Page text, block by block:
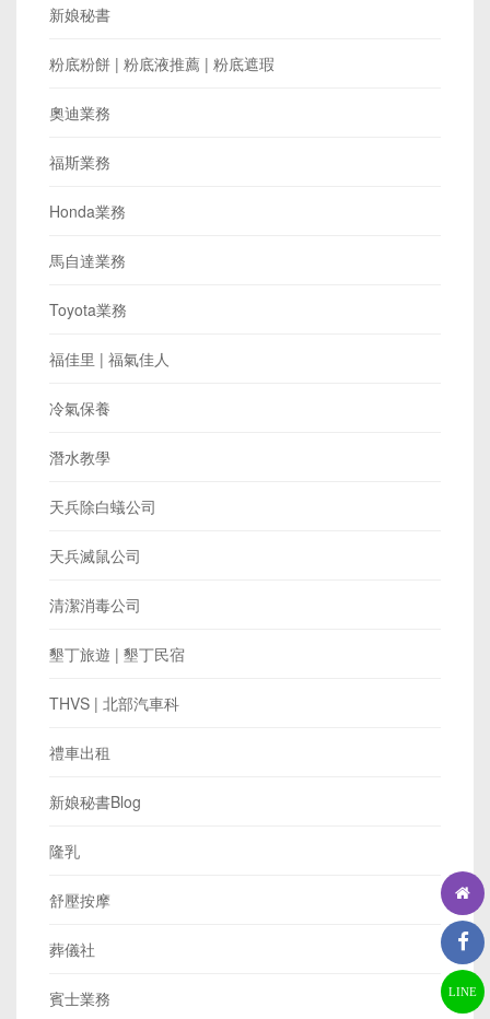
新娘秘書
粉底粉餅 | 粉底液推薦 | 粉底遮瑕
奧迪業務
福斯業務
Honda業務
馬自達業務
Toyota業務
福佳里 | 福氣佳人
冷氣保養
潛水教學
天兵除白蟻公司
天兵滅鼠公司
清潔消毒公司
墾丁旅遊 | 墾丁民宿
THVS | 北部汽車科
禮車出租
新娘秘書Blog
隆乳
舒壓按摩
葬儀社
賓士業務 LINE